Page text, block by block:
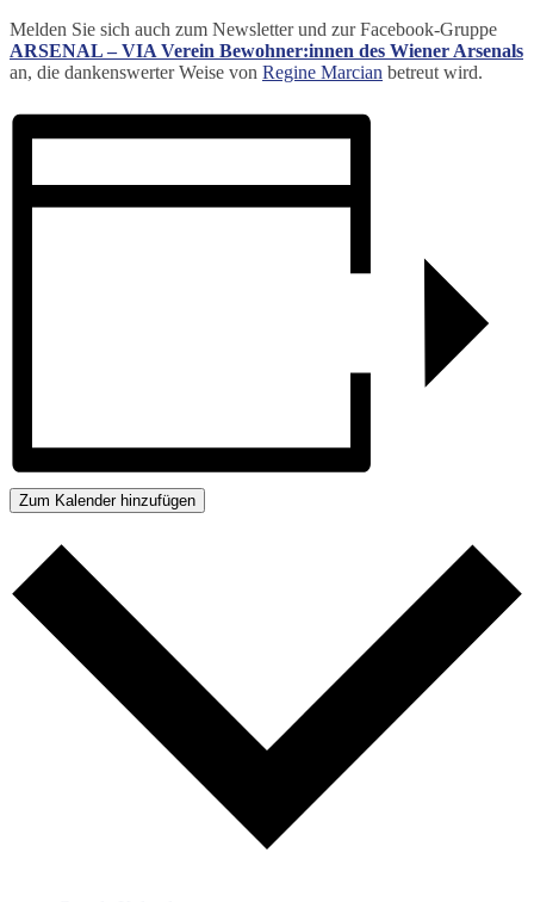
Melden Sie sich auch zum Newsletter und zur Facebook-Gruppe
ARSENAL – VIA Verein Bewohner:innen des Wiener Arsenals
an, die dankenswerter Weise von Regine Marcian betreut wird.
Zum Kalender hinzufügen